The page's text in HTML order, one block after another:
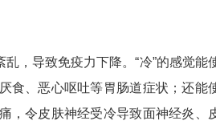
，导致免疫力下降。“冷”的感觉能
食、恶心呕吐等胃肠道症状；还能
，令皮肤神经受冷导致面神经炎、